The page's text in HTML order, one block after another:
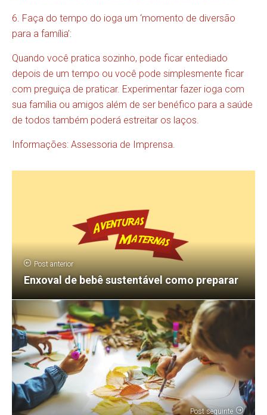
6. Faça do tempo do ioga um ‘momento de diversão
para a família’:
Quando você pratica sozinho, pode ficar entediado
depois de um tempo ou você pode simplesmente ficar
com preguiça de praticar. Experimentar fazer ioga com
sua família ou amigos além de ser benéfico para a saúde
de todos também poderá estreitar os laços.
Informações: Assessoria de Imprensa.
Post anterior
Enxoval de bebê sustentável como preparar
Post seguinte